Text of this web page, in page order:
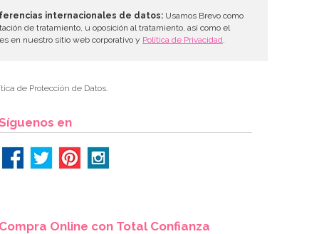
internacionales de datos: Usamos Brevo como
de tratamiento, u oposición al tratamiento, así como el
en nuestro sitio web corporativo y Política de Privacidad
de Protección de Datos.
en
Compra Online con Total Confianza